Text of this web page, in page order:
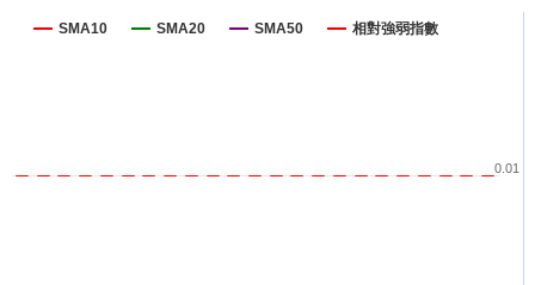
SMA10 SMA20 SMA50 相對強弱指數
0.01